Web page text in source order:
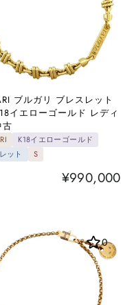
ブルガリ ブレスレット
イエローゴールド レディ
古
K18イエローゴールド
ット
S
¥990,000
0